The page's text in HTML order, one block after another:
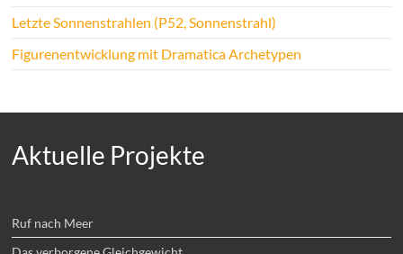
Letzte Sonnenstrahlen (P52, Sonnenstrahl)
Figurenentwicklung mit Dramatica Archetypen
Aktuelle Projekte
Ruf nach Meer